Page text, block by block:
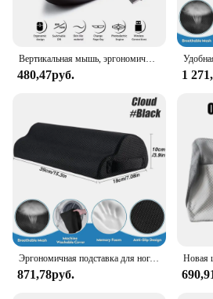
Вертикальная мышь, эргономичная беспроводная оптическая мышь 2,4 ГГц, 3 регулируемых разрешения на дюйм, 800/1200/1600, 6 кнопок для портативного ПК, компьютера, рабочего стола
480,47руб. 1
Эргономичная подставка для ног, подставка для стола, для дома, офиса, компьютера, подушка для ног
871,78руб.